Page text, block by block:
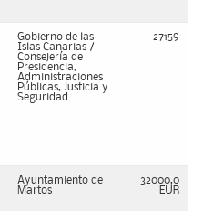
Gobierno de las
Islas Canarias /
Consejería de
Presidencia,
Administraciones
Públicas, Justicia y
Seguridad
27159
Ayuntamiento de
Martos
32000,0
EUR